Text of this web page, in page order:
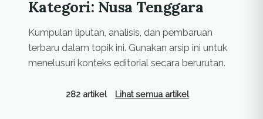
Kategori: Nusa Tenggara
Kumpulan liputan, analisis, dan pembaruan
terbaru dalam topik ini. Gunakan arsip ini untuk
menelusuri konteks editorial secara berurutan.
282 artikel Lihat semua artikel